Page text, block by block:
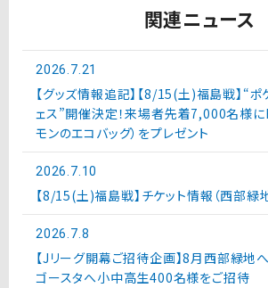
関連ニュース
2026.7.21
【グッズ情報追記】【8/15(土)福島戦】“ポ
ェス”開催決定！来場者先着7,000名様に
モンのエコバッグ）をプレゼント
2026.7.10
【8/15(土)福島戦】チケット情報（西部緑
2026.7.8
【Jリーグ開幕ご招待企画】8月西部緑地
ゴースタへ小中高生400名様をご招待